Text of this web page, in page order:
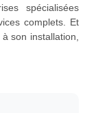
spécialisées
complets. Et
son installation,